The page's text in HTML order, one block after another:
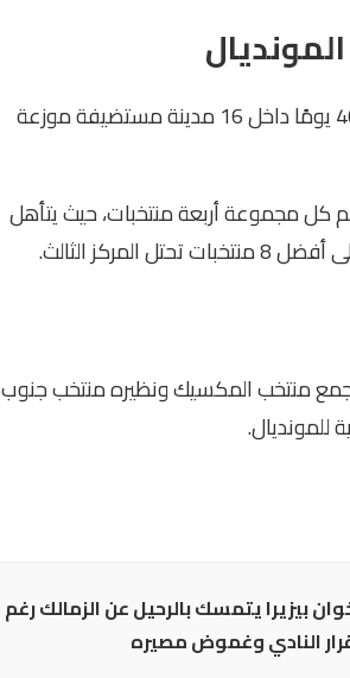
تضم بطولة كأس العالم 2026 ما مجموعه 104 مباريات تُقام على مدار 40 يومًا داخل 16 مدينة مستضيفة موزعة
على تقسيم المنتخبات إلى 12 مجموعة، تضم كل مجموعة أربعة منتخبات، حيث يتأهل
11 يونيو 2026 بمواجهة مرتقبة تجمع منتخب المكسيك ونظيره منتخب جنوب
للمونديال.
بيزيرا يتمسك بالرحيل عن الزمالك رغم
النادي وغموض مصيره